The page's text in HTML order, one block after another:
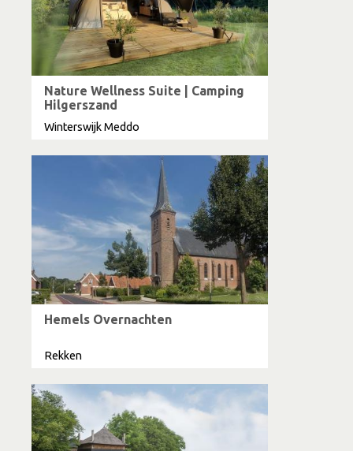
Nature Wellness Suite | Camping
Hilgerszand
Winterswijk Meddo
Hemels Overnachten
Rekken